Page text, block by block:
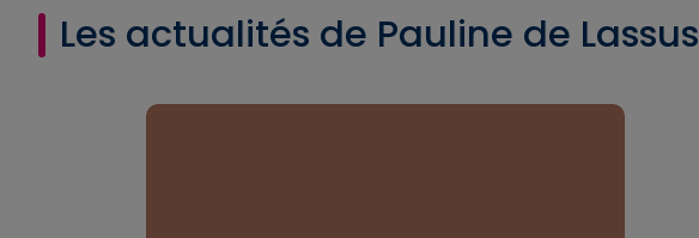
Les actualités de Pauline de Lassus